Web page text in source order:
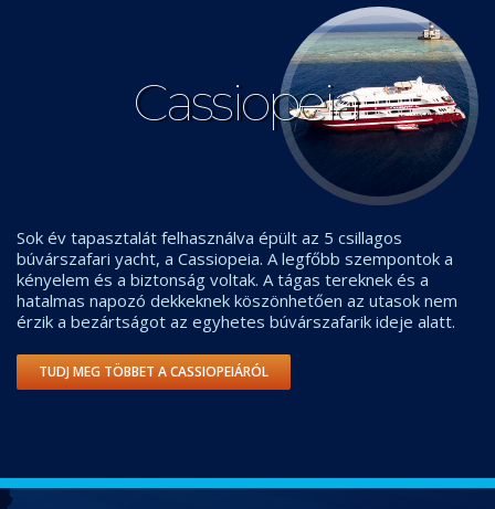
Cassiopeia
Sok év tapasztalát felhasználva épült az 5 csillagos
búvárszafari yacht, a Cassiopeia. A legfőbb szempontok a
kényelem és a biztonság voltak. A tágas tereknek és a
hatalmas napozó dekkeknek köszönhetően az utasok nem
érzik a bezártságot az egyhetes búvárszafarik ideje alatt.
TUDJ MEG TÖBBET A CASSIOPEIÁRÓL